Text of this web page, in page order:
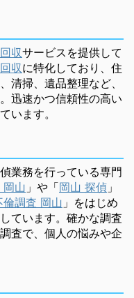
収サービスを提供して
収に特化しており、住
清掃、遺品整理など、
迅速かつ信頼性の高い
います。
業務を行っている専門
岡山 」や「岡山 探偵 」
倫調査 岡山 」をはじめ
ています。確かな調査
査で、個人の悩みや企